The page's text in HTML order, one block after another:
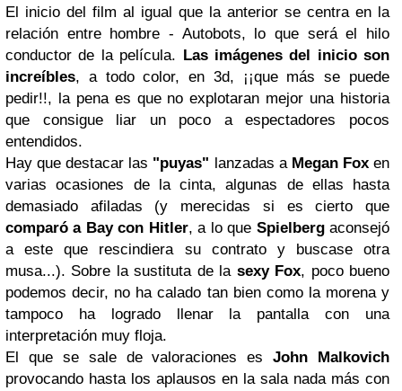
El inicio del film al igual que la anterior se centra en la
relación entre hombre - Autobots, lo que será el hilo
conductor de la película. Las imágenes del inicio son
increíbles, a todo color, en 3d, ¡¡que más se puede
pedir!!, la pena es que no explotaran mejor una historia
que consigue liar un poco a espectadores pocos
entendidos.
Hay que destacar las "puyas" lanzadas a Megan Foxen
varias ocasiones de la cinta, algunas de ellas hasta
demasiado afiladas (y merecidas si es cierto que
comparó a Bay con Hitler, a lo que Spielbergaconsejó
a este que rescindiera su contrato y buscase otra
musa...). Sobre la sustituta de la sexy Fox, poco bueno
podemos decir, no ha calado tan bien como la morena y
tampoco ha logrado llenar la pantalla con una
interpretación muy floja.
El que se sale de valoraciones esJohn Malkovich
provocando hasta los aplausos en la sala nada más con